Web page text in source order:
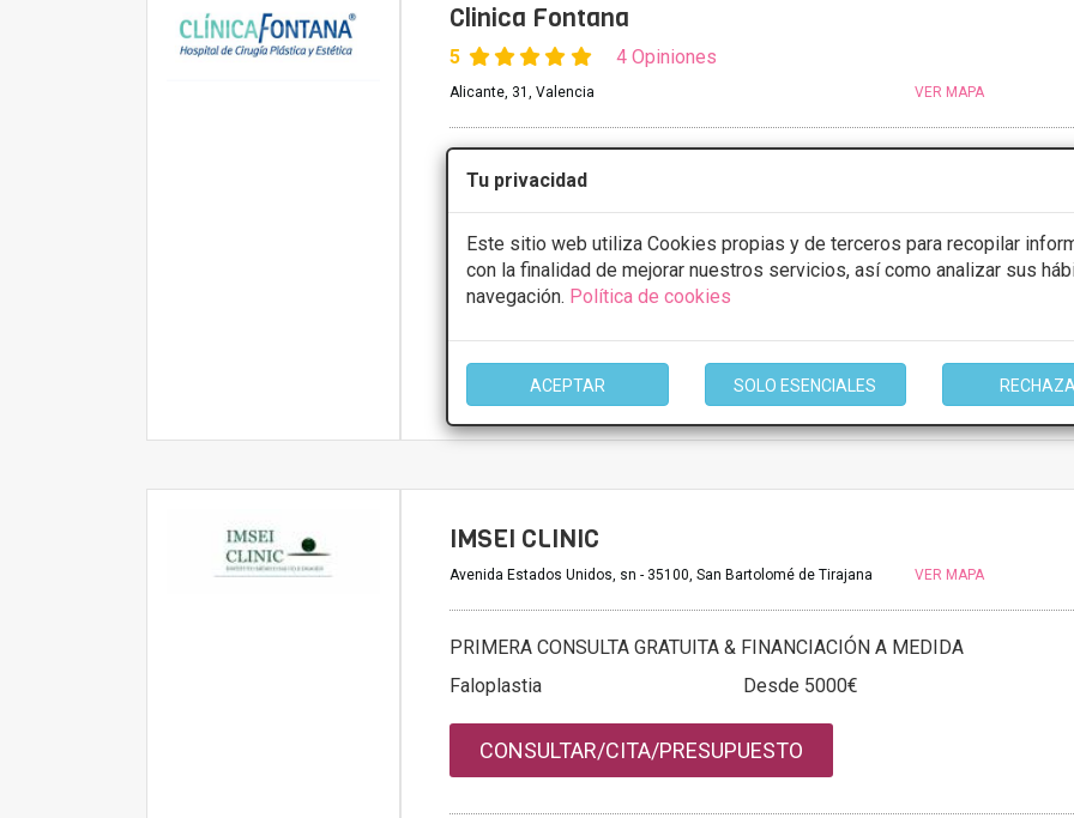
Tu privacidad
Este sitio web utiliza Cookies propias y de terceros para recopilar
con la finalidad de mejorar nuestros servicios, así como analizar sus
navegación. Política de cookies
ACEPTAR SOLO ESENCIALES
Clinica Fontana
5 4 Opiniones
Alicante, 31, Valencia VER MAPA
Martes
0:00 -
Más información
IMSEI CLINIC
Avenida Estados Unidos, sn - 35100, San Bartolomé de Tirajana VER MAPA
PRIMERA CONSULTA GRATUITA & FINANCIACIÓN A MEDIDA
Faloplastia
Desde 5000€
CONSULTAR/CITA/PRESUPUESTO